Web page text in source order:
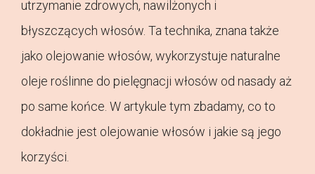
utrzymanie zdrowych, nawilżonych i
błyszczących włosów. Ta technika, znana także
jako olejowanie włosów, wykorzystuje naturalne
oleje roślinne do pielęgnacji włosów od nasady aż
po same końce. W artykule tym zbadamy, co to
dokładnie jest olejowanie włosów i jakie są jego
korzyści.